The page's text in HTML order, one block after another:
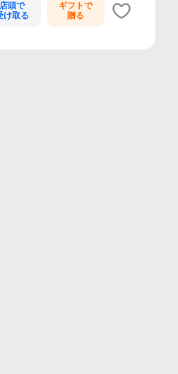
店頭で
け取る
ギフトで
贈る